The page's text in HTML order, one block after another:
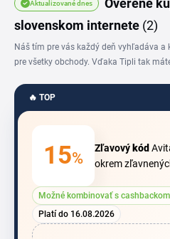
doplnkov.
Aktualizované dnes
Overené
slovenskom internete (2)
Náš tím pre vás každý deň vyhľadáva
pre všetky obchody. Vďaka Tipli tak
🔥 TOP
15%
Zľavový kód
okrem
Možné kombinovať s
Platí do 16.08.2026